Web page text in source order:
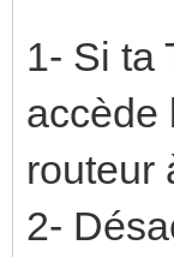
1- Si ta
accède
routeur
2-